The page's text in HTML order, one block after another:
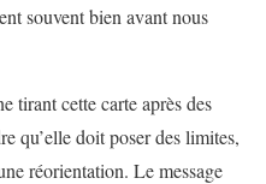
souvent bien avant nous
tirant cette carte après des
qu’elle doit poser des limites,
réorientation. Le message